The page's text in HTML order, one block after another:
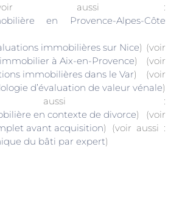
aussi :
en Provence-Alpes-Côte
immobilières sur Nice) (voir
à Aix-en-Provence) (voir
immobilières dans le Var) (voir
d’évaluation de valeur vénale)
aussi :
en contexte de divorce) (voir
avant acquisition) (voir aussi :
du bâti par expert)